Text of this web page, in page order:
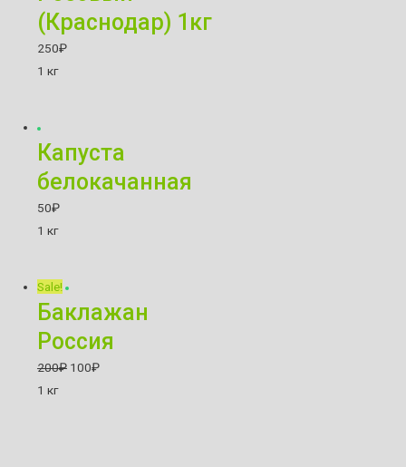
(Краснодар) 1кг
250₽
1 кг
Капуста
белокачанная
50₽
1 кг
Sale!
Баклажан
Россия
200₽ 100₽
1 кг